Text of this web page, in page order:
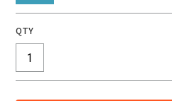
QTY